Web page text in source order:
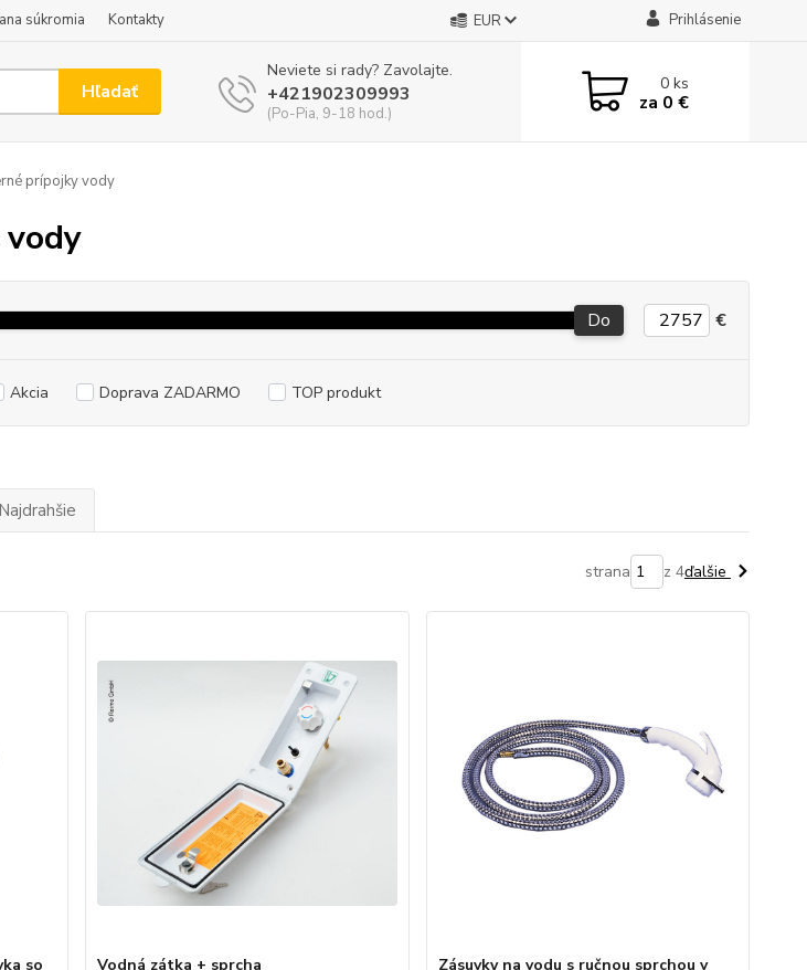
súkromia Kontakty EUR Prihlásenie
Hľadať
Neviete si rady? Zavolajte.
+421902309993
(Po-Pia, 9-18 hod.)
0ks
za 0 €
prípojky vody
Do €
Akcia Doprava ZADARMO TOP produkt
Najdrahšie
strana z 4ďalšie
so
Vodná zátka + sprcha
Zásuvky na vodu s ručnou sprchou v